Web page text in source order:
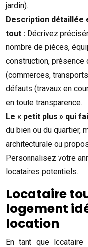
jardin).
Description détaillée
tout : Décrivez
nombre de pièces,
construction, présence
(commerces,
défauts (travaux en
en toute transparence.
Le « petit plus » qui
du bien ou du quartier,
architecturale ou
Personnalisez votre
locataires potentiels.
Locataire
logement
location
En tant que